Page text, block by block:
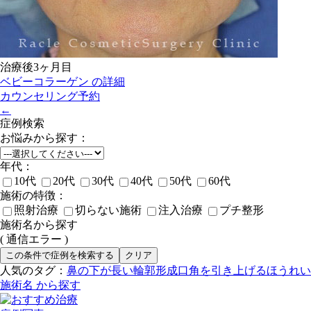
治療後3ヶ月目
ベビーコラーゲン の詳細
カウンセリング予約
←
症例検索
お悩みから探す：
年代：
10代
20代 30代 40代 50代
60代
施術の特徴：
照射治療
切らない施術 注入治療
プチ整形
施術名から探す
( 通信エラー )
人気のタグ： 鼻の下が長い輪郭形成口角を引き上げるほうれ
施術名 から探す